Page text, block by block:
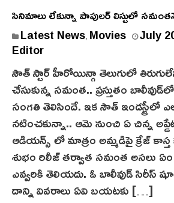
సినిమాలు లేకున్నా పాపులర్ లిస్టులో
Latest News, Movies July
Editor
సౌత్ స్టార్ హీరోయిన్గా తెలుగులో
చేసుకున్న సమంత.. ప్రస్తుతం
సంగతి తెలిసిందే. ఇక సౌత్
నటించకున్నా.. ఆమె నుంచి ఏ చిన్న‌
ఆడియన్స్ లో మాత్రం అమ్మడిపై క్రేజ్ కాస్త‌
శుభం రిలీజ్ తర్వాత సమంత అసలు ఏం
ఎవ్వరికి తెలియదు. ఓ బాలీవుడ్ సిరీస్
దాన్ని వివరాలు ఏవి బయటకు […]